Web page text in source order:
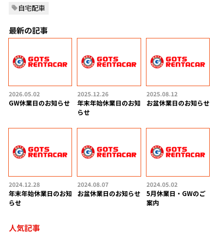
自宅配車
最新の記事
2026.05.02
GW休業日のお知らせ
2025.12.26
年末年始休業日のお知
らせ
2025.08.12
お盆休業日のお知らせ
2024.12.28
年末年始休業日のお知
らせ
2024.08.07
お盆休業日のお知らせ
2024.05.02
5月休業日・GWのご
案内
人気記事